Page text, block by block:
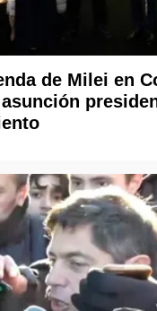
de Milei en